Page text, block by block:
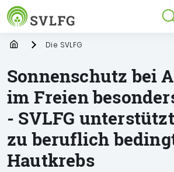
Springe zu:
StartpageDie SVLFG
Sonnenschutz bei
im Freien
- SVLFG
zu beruflich
Hautkrebs